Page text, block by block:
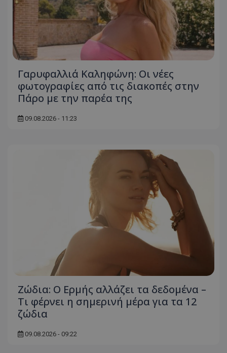
Γαρυφαλλιά Καληφώνη: Οι νέες
φωτογραφίες από τις διακοπές στην
Πάρο με την παρέα της
09.08.2026 - 11:23
Ζώδια: Ο Ερμής αλλάζει τα δεδομένα –
Τι φέρνει η σημερινή μέρα για τα 12
ζώδια
09.08.2026 - 09:22